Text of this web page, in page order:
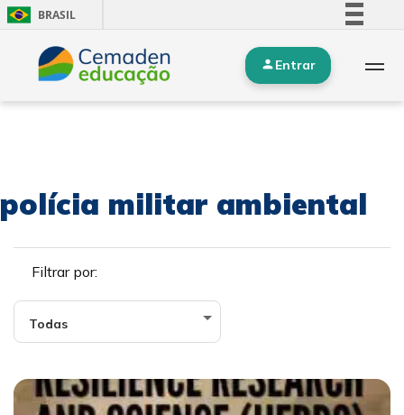
BRASIL
Simplifique!
Comunica BR
Entrar
polícia militar ambiental
Filtrar por: